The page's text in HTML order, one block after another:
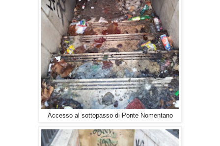
Accesso al sottopasso di Ponte Nomentano